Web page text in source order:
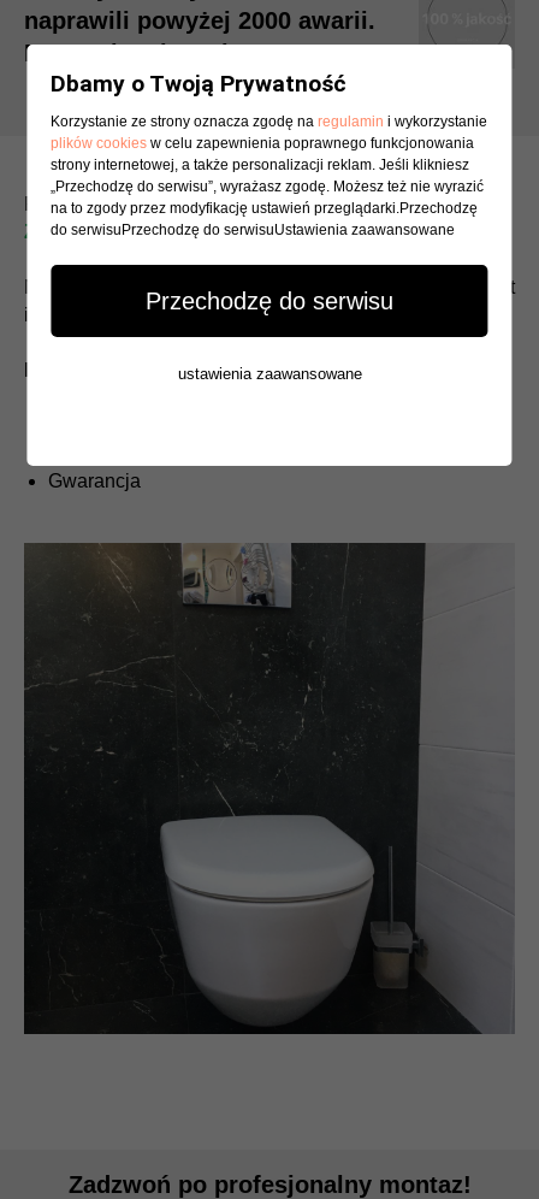
naprawili powyżej 2000 awarii.
Naprawimy i Twoją
Potrzebujesz montażu bidetu lub pisuaru?
Zadzwoń 732 071 831
Nasi hydraulicy specjalizują się w montażu bidetów toalet
i spłuczek Gdańsk
Gwarancja
Zadzwoń po profesjonalny montaz!
Dbamy o Twoją Prywatność
Korzystanie ze strony oznacza zgodę naregulamin i wykorzystanie
plików cookies w celu zapewnienia poprawnego funkcjonowania
strony internetowej, a także personalizacji reklam. Jeśli klikniesz
„Przechodzę do serwisu”, wyrażasz zgodę. Możesz też nie wyrazić
na to zgody przez modyfikację ustawień przeglądarki.Przechodzę
do serwisuPrzechodzę do serwisuUstawienia zaawansowane
Przechodzę do serwisu
ustawienia zaawansowane